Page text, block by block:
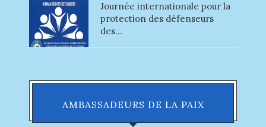
Journée internationale pour la
protection des défenseurs
des...
AMBASSADEURS DE LA PAIX